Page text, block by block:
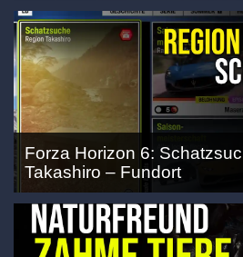
Forza Horizon 6:
Takashiro – Fundort